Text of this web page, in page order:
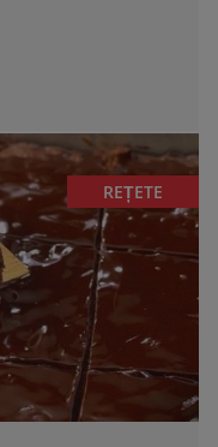
REȚETE